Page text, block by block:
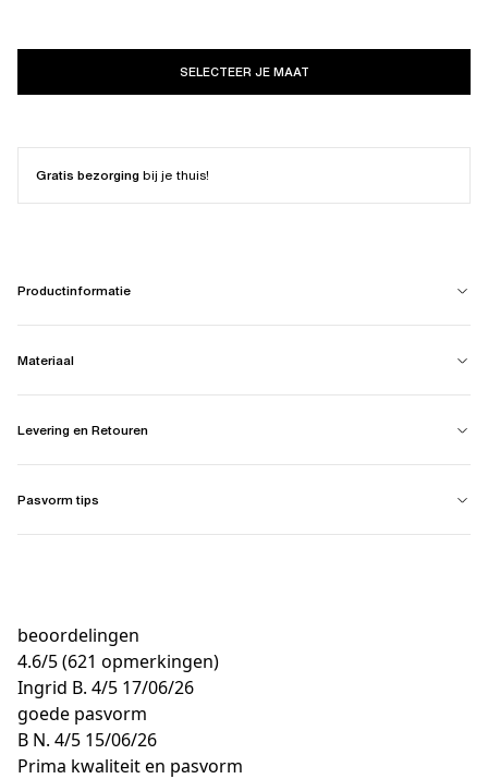
SELECTEER JE MAAT
Gratis bezorgingbij je thuis!
Productinformatie
Materiaal
Levering en Retouren
Pasvorm tips
beoordelingen
4.6/5(621 opmerkingen)
Ingrid B. 4/5 17/06/26
goede pasvorm
B N. 4/5 15/06/26
Prima kwaliteit en pasvorm